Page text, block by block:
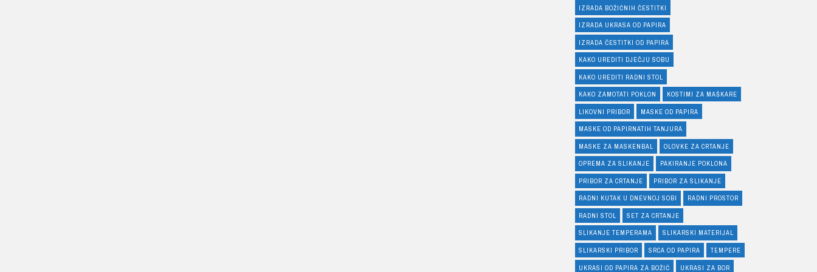
IZRADA BOŽIĆNIH ČESTITKI
IZRADA UKRASA OD PAPIRA
IZRADA ČESTITKI OD PAPIRA
KAKO UREDITI DJEČJU SOBU
KAKO UREDITI RADNI STOL
KAKO ZAMOTATI POKLON KOSTIMI ZA MAŠKARE
LIKOVNI PRIBOR MASKE OD PAPIRA
MASKE OD PAPIRNATIH TANJURA
MASKE ZA MASKENBAL OLOVKE ZA CRTANJE
OPREMA ZA SLIKANJE PAKIRANJE POKLONA
PRIBOR ZA CRTANJE PRIBOR ZA SLIKANJE
RADNI KUTAK U DNEVNOJ SOBI RADNI PROSTOR
RADNI STOL SET ZA CRTANJE
SLIKANJE TEMPERAMA SLIKARSKI MATERIJAL
SLIKARSKI PRIBOR SRCA OD PAPIRA TEMPERE
UKRASI OD PAPIRA ZA BOŽIĆ UKRASI ZA BOR